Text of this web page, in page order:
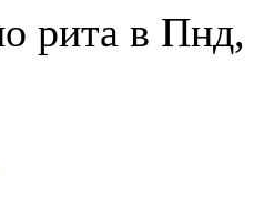
рита в